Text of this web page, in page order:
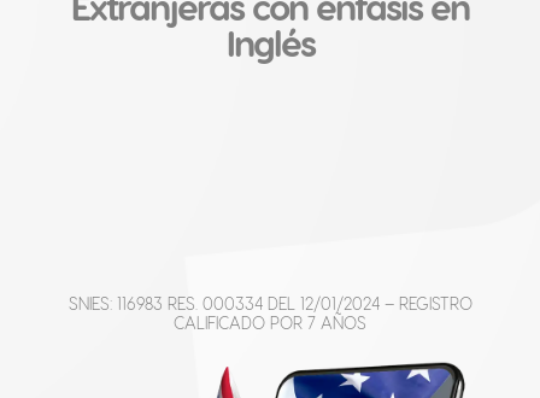
Inglés
SNIES: 116983 RES. 000334 DEL 12/01/2024 – REGISTRO
CALIFICADO POR 7 AÑOS